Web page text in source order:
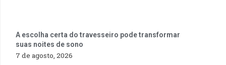
A escolha certa do travesseiro pode transformar
suas noites de sono
7 de agosto, 2026